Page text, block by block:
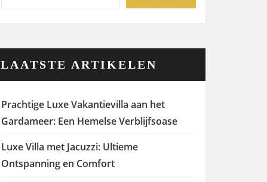
LAATSTE ARTIKELEN
Prachtige Luxe Vakantievilla aan het
Gardameer: Een Hemelse Verblijfsoase
Luxe Villa met Jacuzzi: Ultieme
Ontspanning en Comfort